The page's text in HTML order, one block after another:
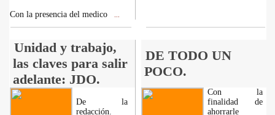
Con la presencia del medico
Unidad y trabajo,
las claves para salir
adelante: JDO.
DE TODO UN
POCO.
De la
redacción.
Con la
finalidad de
ahorrarle